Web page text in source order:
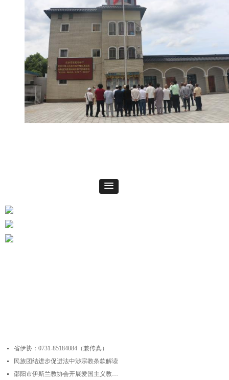
넷 省伊协：0731-85184084（兼传真）
넷 民族团结进步促进法中涉宗教条款解读
넷 邵阳市伊斯兰教协会开展爱国主义教育实践暨中华优秀传统文化研学活动